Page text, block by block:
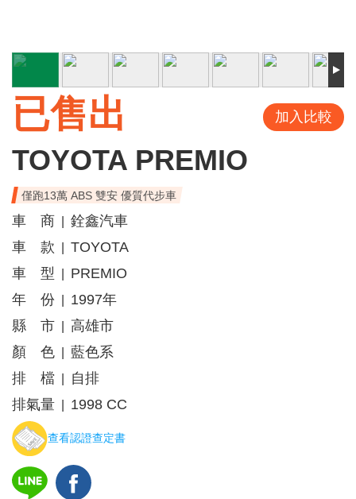
已售出 加入比較
TOYOTA PREMIO
僅跑13萬 ABS 雙安 優質代步車
車 商
銓鑫汽車
車 款
TOYOTA
車 型
PREMIO
年 份
1997年
縣 市
高雄市
顏 色
藍色系
排 檔
自排
排氣量
1998 CC
查看認證查定書